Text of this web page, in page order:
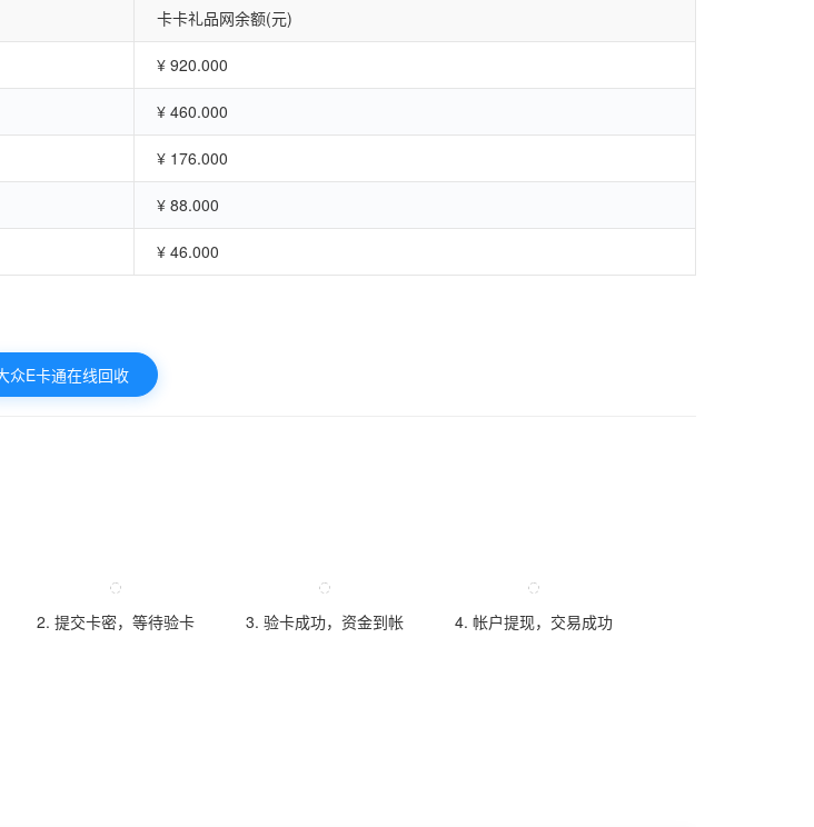
卡卡礼品网余额(元)
¥ 920.000
¥ 460.000
¥ 176.000
¥ 88.000
¥ 46.000
众E卡通在线回收
2. 提交卡密，等待验卡 3. 验卡成功，资金到帐 4. 帐户提现，交易成功